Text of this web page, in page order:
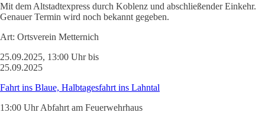
Mit dem Altstadtexpress durch Koblenz und abschließender Einkehr.
Genauer Termin wird noch bekannt gegeben.
Art: Ortsverein Metternich
25.09.2025, 13:00 Uhr bis
25.09.2025
Fahrt ins Blaue, Halbtagesfahrt ins Lahntal
13:00 Uhr Abfahrt am Feuerwehrhaus